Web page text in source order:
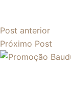
Post anterior
Próximo Post